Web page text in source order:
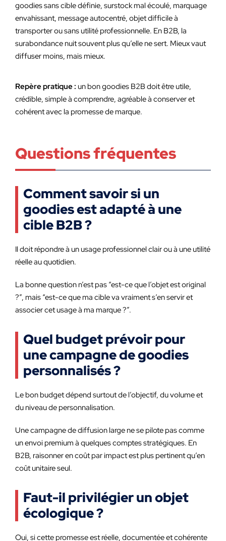
goodies sans cible définie, surstock mal écoulé, marquage
envahissant, message autocentré, objet difficile à
transporter ou sans utilité professionnelle. En B2B, la
surabondance nuit souvent plus qu’elle ne sert. Mieux vaut
diffuser moins, mais mieux.
Repère pratique : un bon goodies B2B doit être utile,
crédible, simple à comprendre, agréable à conserver et
cohérent avec la promesse de marque.
Questions fréquentes
Comment savoir si un
goodies est adapté à une
cible B2B ?
Il doit répondre à un usage professionnel clair ou à une utilité
réelle au quotidien.
La bonne question n’est pas “est-ce que l’objet est original
?”, mais “est-ce que ma cible va vraiment s’en servir et
associer cet usage à ma marque ?”.
Quel budget prévoir pour
une campagne de goodies
personnalisés ?
Le bon budget dépend surtout de l’objectif, du volume et
du niveau de personnalisation.
Une campagne de diffusion large ne se pilote pas comme
un envoi premium à quelques comptes stratégiques. En
B2B, raisonner en coût par impact est plus pertinent qu’en
coût unitaire seul.
Faut-il privilégier un objet
écologique ?
Oui, si cette promesse est réelle, documentée et cohérente